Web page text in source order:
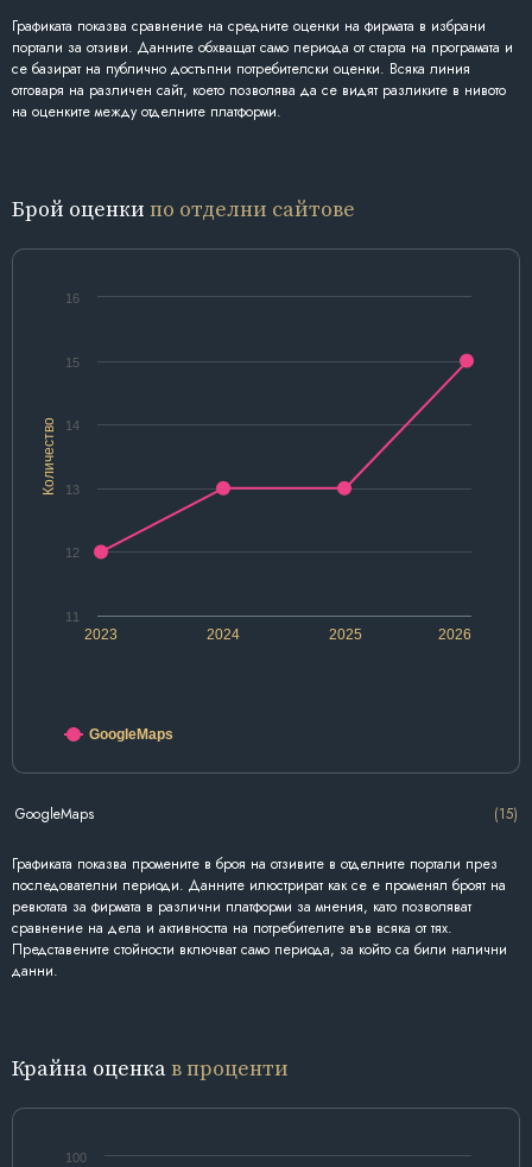
Графиката показва сравнение на средните оценки на фирмата в избрани
портали за отзиви. Данните обхващат само периода от старта на програмата и
се базират на публично достъпни потребителски оценки. Всяка линия
отговаря на различен сайт, което позволява да се видят разликите в нивото
на оценките между отделните платформи.
Брой оценки по отделни сайтове
Количество
2024 2026
2023 2025
11
12
13
14
15
16
GoogleMaps
GoogleMaps (15)
Графиката показва промените в броя на отзивите в отделните портали през
последователни периоди. Данните илюстрират как се е променял броят на
ревютата за фирмата в различни платформи за мнения, като позволяват
сравнение на дела и активността на потребителите във всяка от тях.
Представените стойности включват само периода, за който са били налични
данни.
Крайна оценкав проценти
100